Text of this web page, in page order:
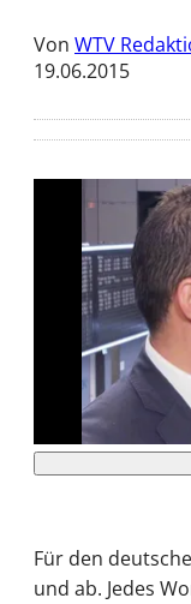
Von WTV
19.06.2015
Mit der
Daten
Hinweise dazu
Für den
und ab. Jedes